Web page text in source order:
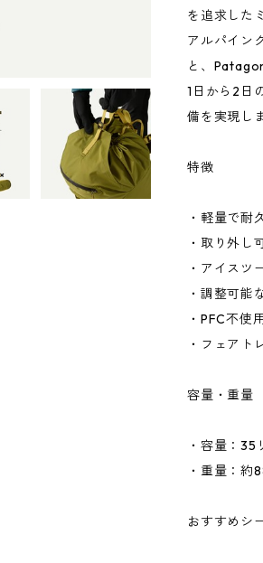
を追求した
アルパイン
と、
1日から2日
備を実現し
特徴
・軽量で耐
・取り外し
・アイスツ
・調整可能
・PFC不使
・フェアト
容量・重量
・容量：35
・重量：約
おすすめシ